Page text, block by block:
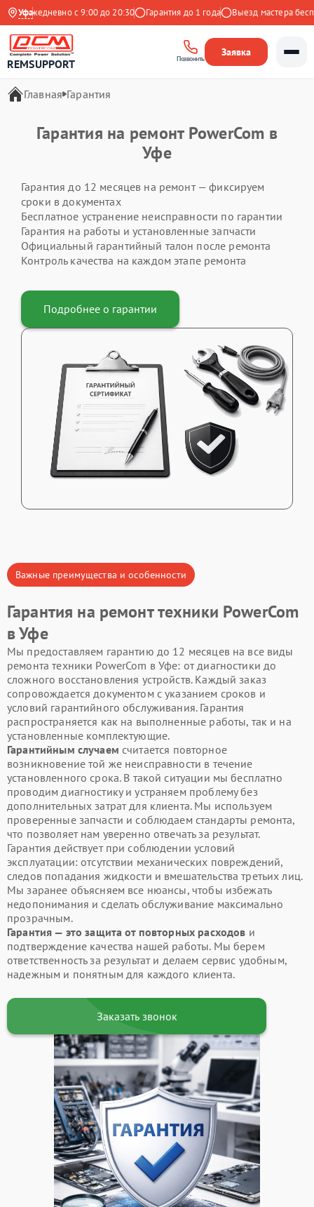
Уфа
Ежедневно с 9:00 до 20:30 Гарантия до 1 года Выезд мастера
REMSUPPORT Позвонить
Заявка
Главная Гарантия
Гарантия на ремонт PowerCom в
Уфе
Гарантия до 12 месяцев на ремонт — фиксируем
сроки в документах
Бесплатное устранение неисправности по гарантии
Гарантия на работы и установленные запчасти
Официальный гарантийный талон после ремонта
Контроль качества на каждом этапе ремонта
Подробнее о гарантии
Важные преимущества и особенности
Гарантия на ремонт техники PowerCom
в Уфе
Мы предоставляем гарантию до 12 месяцев на все виды
ремонта техники PowerCom в Уфе: от диагностики до
сложного восстановления устройств. Каждый заказ
сопровождается документом с указанием сроков и
условий гарантийного обслуживания. Гарантия
распространяется как на выполненные работы, так и на
установленные комплектующие.
Гарантийным случаем считается повторное
возникновение той же неисправности в течение
установленного срока. В такой ситуации мы бесплатно
проводим диагностику и устраняем проблему без
дополнительных затрат для клиента. Мы используем
проверенные запчасти и соблюдаем стандарты ремонта,
что позволяет нам уверенно отвечать за результат.
Гарантия действует при соблюдении условий
эксплуатации: отсутствии механических повреждений,
следов попадания жидкости и вмешательства третьих лиц.
Мы заранее объясняем все нюансы, чтобы избежать
недопонимания и сделать обслуживание максимально
прозрачным.
Гарантия — это защита от повторных расходов и
подтверждение качества нашей работы. Мы берем
ответственность за результат и делаем сервис удобным,
надежным и понятным для каждого клиента.
Заказать звонок